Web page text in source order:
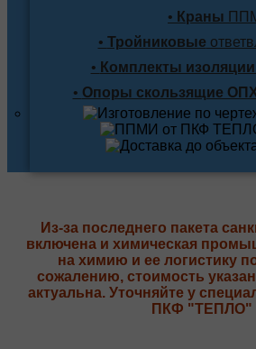
• Краны
• Тройниковые
• Комплекты
• Опоры скользящие
Из-за последнего пакета
включена и химическая
на химию и ее логистику
сожалению, стоимость
актуальна. Уточняйте у
ПКФ "ТЕПЛО"